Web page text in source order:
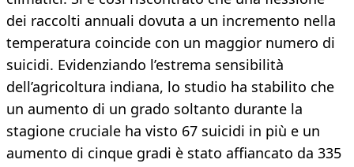
dei raccolti annuali dovuta a un incremento nella
temperatura coincide con un maggior numero di
suicidi. Evidenziando l’estrema sensibilità
dell’agricoltura indiana, lo studio ha stabilito che
un aumento di un grado soltanto durante la
stagione cruciale ha visto 67 suicidi in più e un
aumento di cinque gradi è stato affiancato da 335